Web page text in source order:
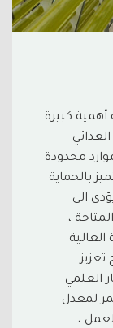
كبيرة
محدودة
بالحماية
الى
،
العالية
تعزيز
العلمي
لمعدل
،